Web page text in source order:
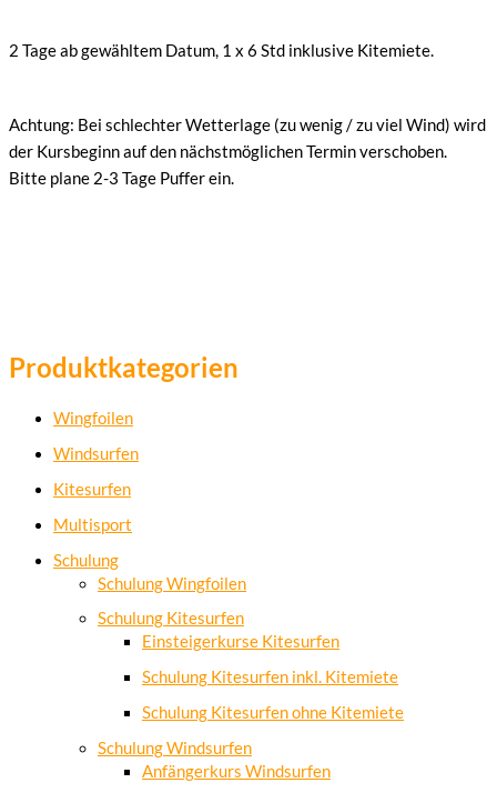
Produktkategorien
Wingfoilen
Windsurfen
Kitesurfen
Multisport
Schulung
Schulung Wingfoilen
Schulung Kitesurfen
Einsteigerkurse Kitesurfen
Schulung Kitesurfen inkl. Kitemiete
Schulung Kitesurfen ohne Kitemiete
Schulung Windsurfen
Anfängerkurs Windsurfen
2 Tage ab gewähltem Datum, 1 x 6 Std inklusive Kitemiete.
Achtung: Bei schlechter Wetterlage (zu wenig / zu viel Wind) wird
der Kursbeginn auf den nächstmöglichen Termin verschoben.
Bitte plane 2-3 Tage Puffer ein.